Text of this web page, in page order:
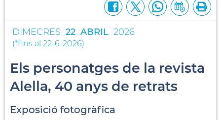
DIMECRES 22 ABRIL 2026
(*fins al 22-6-2026)
Els personatges de la revista
Alella, 40 anys de retrats
Exposició fotogràfica